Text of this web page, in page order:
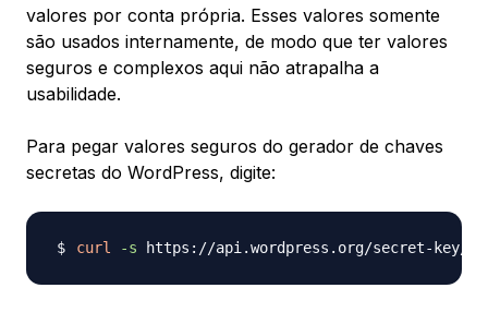
valores por conta própria. Esses valores somente
são usados internamente, de modo que ter valores
seguros e complexos aqui não atrapalha a
usabilidade.
Para pegar valores seguros do gerador de chaves
secretas do WordPress, digite:
curl -s